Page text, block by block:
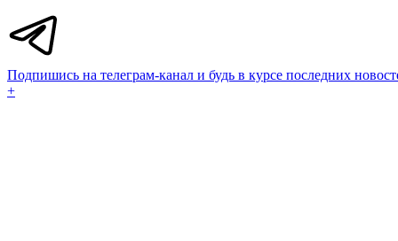
Подпишись на телеграм-канал и будь в курсе последних
+